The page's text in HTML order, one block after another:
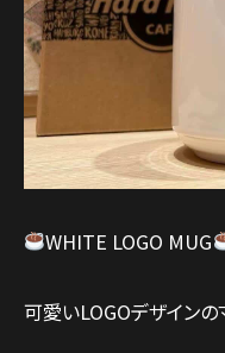
WHITE LOGO MUG
可愛いLOGOデザインの